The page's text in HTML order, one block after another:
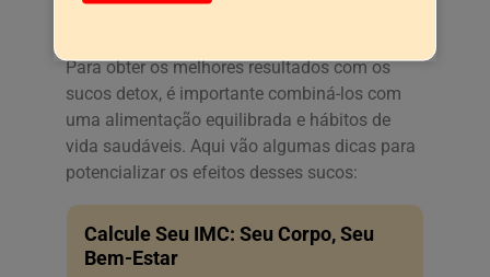
Para obter os melhores resultados com os
sucos detox, é importante combiná-los com
uma alimentação equilibrada e hábitos de
vida saudáveis. Aqui vão algumas dicas para
potencializar os efeitos desses sucos:
Calcule Seu IMC: Seu Corpo, Seu
Bem-Estar